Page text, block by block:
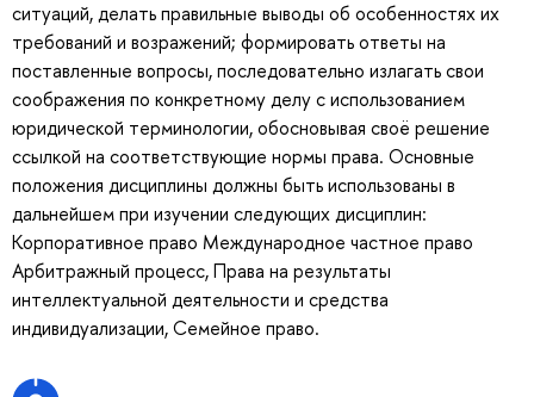
ситуаций, делать правильные выводы об особенностях их
требований и возражений; формировать ответы на
поставленные вопросы, последовательно излагать свои
соображения по конкретному делу с использованием
юридической терминологии, обосновывая своё решение
ссылкой на соответствующие нормы права. Основные
положения дисциплины должны быть использованы в
дальнейшем при изучении следующих дисциплин:
Корпоративное право Международное частное право
Арбитражный процесс, Права на результаты
интеллектуальной деятельности и средства
индивидуализации, Семейное право.